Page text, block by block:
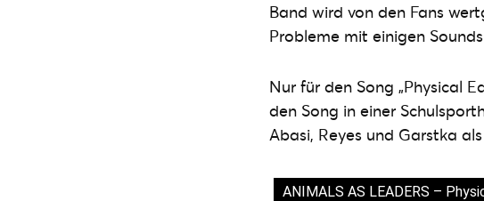
Band wird von den Fans
Probleme mit einigen
Nur für den Song „Physical
den Song in einer
Abasi, Reyes und Garstka
ANIMALS AS LEADERS –